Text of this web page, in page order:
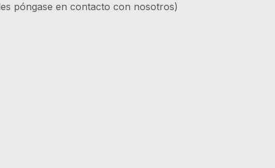
póngase en contacto con nosotros)